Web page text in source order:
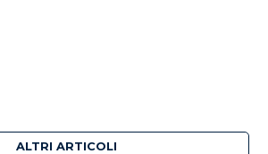
ALTRI ARTICOLI